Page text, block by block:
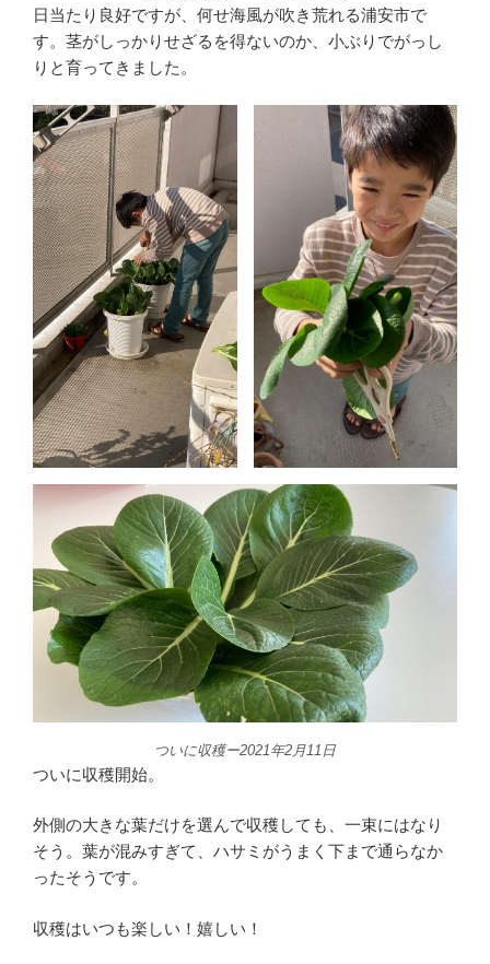
日当たり良好ですが、何せ海風が吹き荒れる浦安市で
す。茎がしっかりせざるを得ないのか、小ぶりでがっし
りと育ってきました。
ついに収穫ー2021年2月11日
ついに収穫開始。
外側の大きな葉だけを選んで収穫しても、一束にはなり
そう。葉が混みすぎて、ハサミがうまく下まで通らなか
ったそうです。
収穫はいつも楽しい！嬉しい！